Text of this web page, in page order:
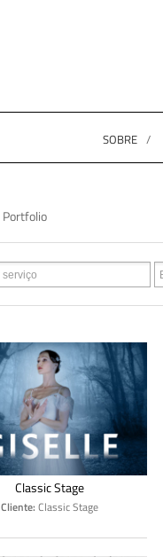
SOBRE
Portfolio
Classic Stage
Cliente: Classic Stage